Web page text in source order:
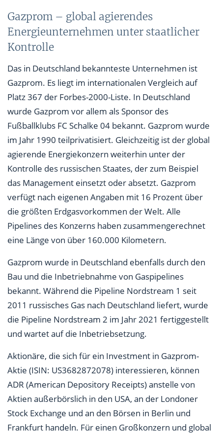
Gazprom – global agierendes
Energieunternehmen unter staatlicher
Kontrolle
Das in Deutschland bekannteste Unternehmen ist
Gazprom. Es liegt im internationalen Vergleich auf
Platz 367 der Forbes-2000-Liste. In Deutschland
wurde Gazprom vor allem als Sponsor des
Fußballklubs FC Schalke 04 bekannt. Gazprom wurde
im Jahr 1990 teilprivatisiert. Gleichzeitig ist der global
agierende Energiekonzern weiterhin unter der
Kontrolle des russischen Staates, der zum Beispiel
das Management einsetzt oder absetzt. Gazprom
verfügt nach eigenen Angaben mit 16 Prozent über
die größten Erdgasvorkommen der Welt. Alle
Pipelines des Konzerns haben zusammengerechnet
eine Länge von über 160.000 Kilometern.
Gazprom wurde in Deutschland ebenfalls durch den
Bau und die Inbetriebnahme von Gaspipelines
bekannt. Während die Pipeline Nordstream 1 seit
2011 russisches Gas nach Deutschland liefert, wurde
die Pipeline Nordstream 2 im Jahr 2021 fertiggestellt
und wartet auf die Inbetriebsetzung.
Aktionäre, die sich für ein Investment in Gazprom-
Aktie (ISIN: US3682872078) interessieren, können
ADR (American Depository Receipts) anstelle von
Aktien außerbörslich in den USA, an der Londoner
Stock Exchange und an den Börsen in Berlin und
Frankfurt handeln. Für einen Großkonzern und global